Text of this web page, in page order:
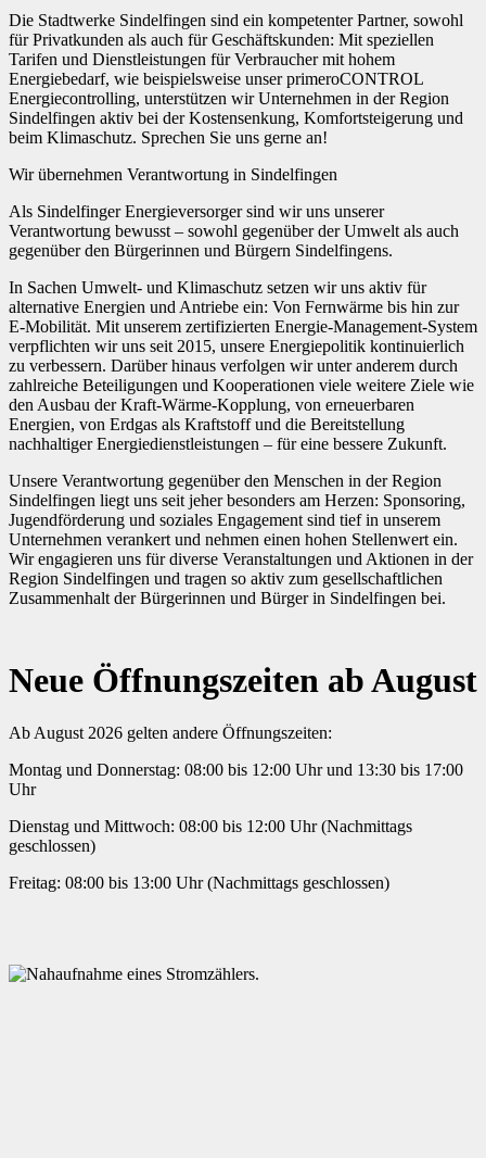
Die Stadtwerke Sindelfingen sind ein kompetenter Partner, sowohl
für Privatkunden als auch für Geschäftskunden: Mit speziellen
Tarifen und Dienstleistungen für Verbraucher mit hohem
Energiebedarf, wie beispielsweise unser primeroCONTROL
Energiecontrolling, unterstützen wir Unternehmen in der Region
Sindelfingen aktiv bei der Kostensenkung, Komfortsteigerung und
beim Klimaschutz. Sprechen Sie uns gerne an!
Wir übernehmen Verantwortung in Sindelfingen
Als Sindelfinger Energieversorger sind wir uns unserer
Verantwortung bewusst – sowohl gegenüber der Umwelt als auch
gegenüber den Bürgerinnen und Bürgern Sindelfingens.
In Sachen Umwelt- und Klimaschutz setzen wir uns aktiv für
alternative Energien und Antriebe ein: Von Fernwärme bis hin zur
E-Mobilität. Mit unserem zertifizierten Energie-Management-System
verpflichten wir uns seit 2015, unsere Energiepolitik kontinuierlich
zu verbessern. Darüber hinaus verfolgen wir unter anderem durch
zahlreiche Beteiligungen und Kooperationen viele weitere Ziele wie
den Ausbau der Kraft-Wärme-Kopplung, von erneuerbaren
Energien, von Erdgas als Kraftstoff und die Bereitstellung
nachhaltiger Energiedienstleistungen – für eine bessere Zukunft.
Unsere Verantwortung gegenüber den Menschen in der Region
Sindelfingen liegt uns seit jeher besonders am Herzen: Sponsoring,
Jugendförderung und soziales Engagement sind tief in unserem
Unternehmen verankert und nehmen einen hohen Stellenwert ein.
Wir engagieren uns für diverse Veranstaltungen und Aktionen in der
Region Sindelfingen und tragen so aktiv zum gesellschaftlichen
Zusammenhalt der Bürgerinnen und Bürger in Sindelfingen bei.
Neue Öffnungszeiten ab August
Ab August 2026 gelten andere Öffnungszeiten:
Montag und Donnerstag: 08:00 bis 12:00 Uhr und 13:30 bis 17:00
Uhr
Dienstag und Mittwoch: 08:00 bis 12:00 Uhr (Nachmittags
geschlossen)
Freitag: 08:00 bis 13:00 Uhr (Nachmittags geschlossen)